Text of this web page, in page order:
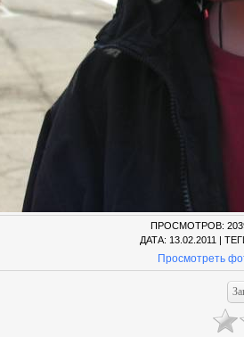
ПРОСМОТРОВ:
ДАТА: 13.02.2011 |
Просмотреть